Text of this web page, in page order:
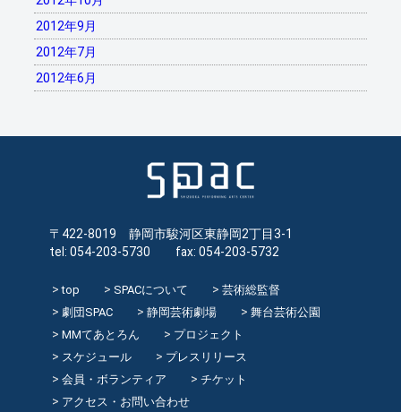
2012年9月
2012年7月
2012年6月
〒422-8019 静岡市駿河区東静岡2丁目3-1
tel: 054-203-5730 fax: 054-203-5732
top SPACについて
芸術総監督
劇団SPAC
静岡芸術劇場
舞台芸術公園
MMてあとろん
プロジェクト
スケジュール
プレスリリース
会員・ボランティア
チケット
アクセス・お問い合わせ